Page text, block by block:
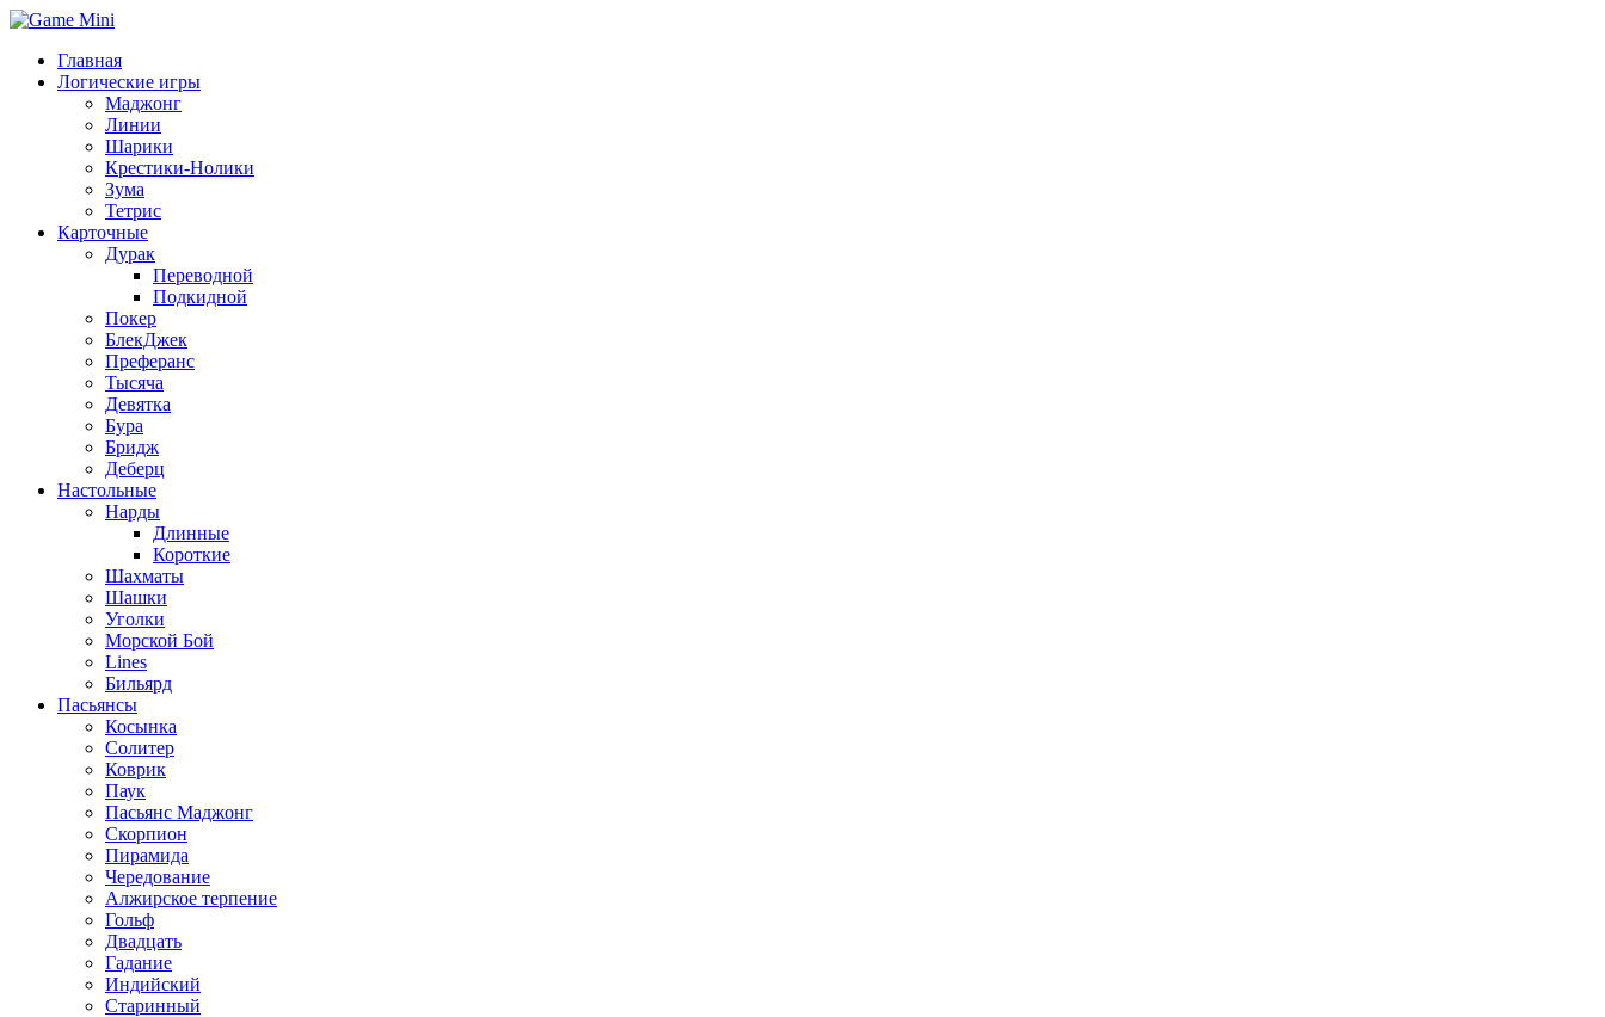
Главная
Логические игры
Маджонг
Линии
Шарики
Крестики-Нолики
Зума
Тетрис
Карточные
Дурак
Переводной
Подкидной
Покер
БлекДжек
Преферанс
Тысяча
Девятка
Бура
Бридж
Деберц
Настольные
Нарды
Длинные
Короткие
Шахматы
Шашки
Уголки
Морской Бой
Lines
Бильярд
Пасьянсы
Косынка
Солитер
Коврик
Паук
Пасьянс Маджонг
Скорпион
Пирамида
Чередование
Алжирское терпение
Гольф
Двадцать
Гадание
Индийский
Старинный